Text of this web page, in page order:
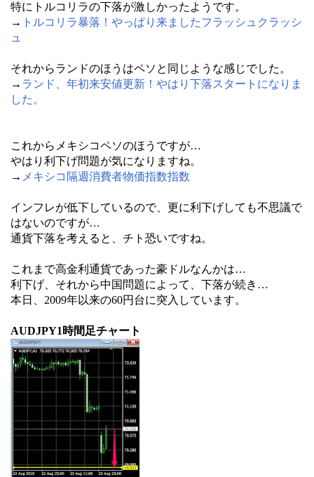
特にトルコリラの下落が激しかったようです。
→ トルコリラ暴落！やっぱり来ましたフラッシュクラッシ
ュ
それからランドのほうはペソと同じような感じでした。
→ ランド、年初来安値更新！やはり下落スタートになりま
した。
これからメキシコペソのほうですが…
やはり利下げ問題が気になりますね。
→ メキシコ隔週消費者物価指数指数
インフレが低下しているので、更に利下げしても不思議で
はないのですが…
通貨下落を考えると、チト恐いですね。
これまで高金利通貨であった豪ドルなんかは…
利下げ、それから中国問題によって、下落が続き…
本日、2009年以来の60円台に突入しています。
AUDJPY1時間足チャート